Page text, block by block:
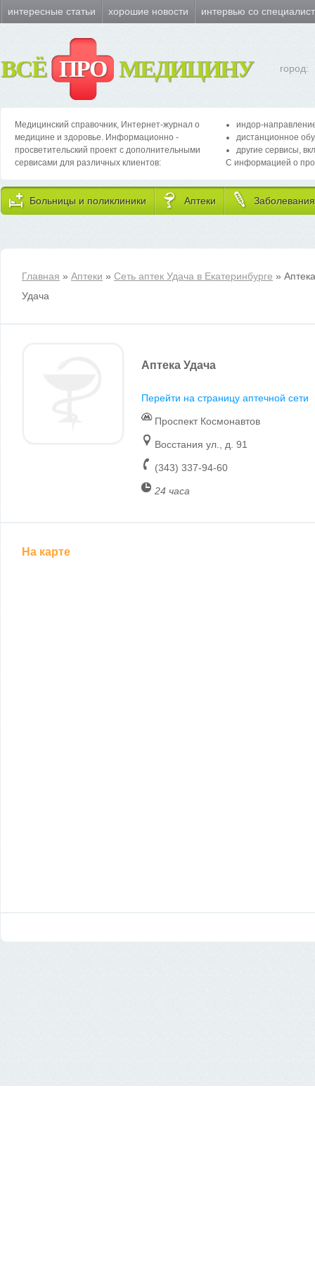
интересные статьи хорошие новости интервью со
ВСЁ ПРО МЕДИЦИНУ город:
Медицинский справочник, Интернет-журнал о
медицине и здоровье. Информационно -
просветительский проект с дополнительными
сервисами для различных клиентов:
индор-
дистанционное
другие сервисы,
С информацией о
Больницы и поликлиники Аптеки Заболевания
Главная » Аптеки » Сеть аптек Удача в Екатеринбурге » Аптека
Удача
Аптека Удача
Перейти на страницу аптечной сети
Проспект Космонавтов
Восстания ул., д. 91
(343) 337-94-60
24 часа
На карте